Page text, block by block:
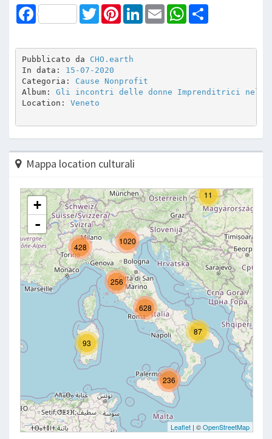
Facebook TwitterPinterestLinkedInEmail WhatsApp
Pubblicato da CHO.earth
In data: 15-07-2020
Categoria: Cause Nonprofit
Album: Gli incontri delle donne Imprenditrici nel
Location: Veneto
Mappa location culturali